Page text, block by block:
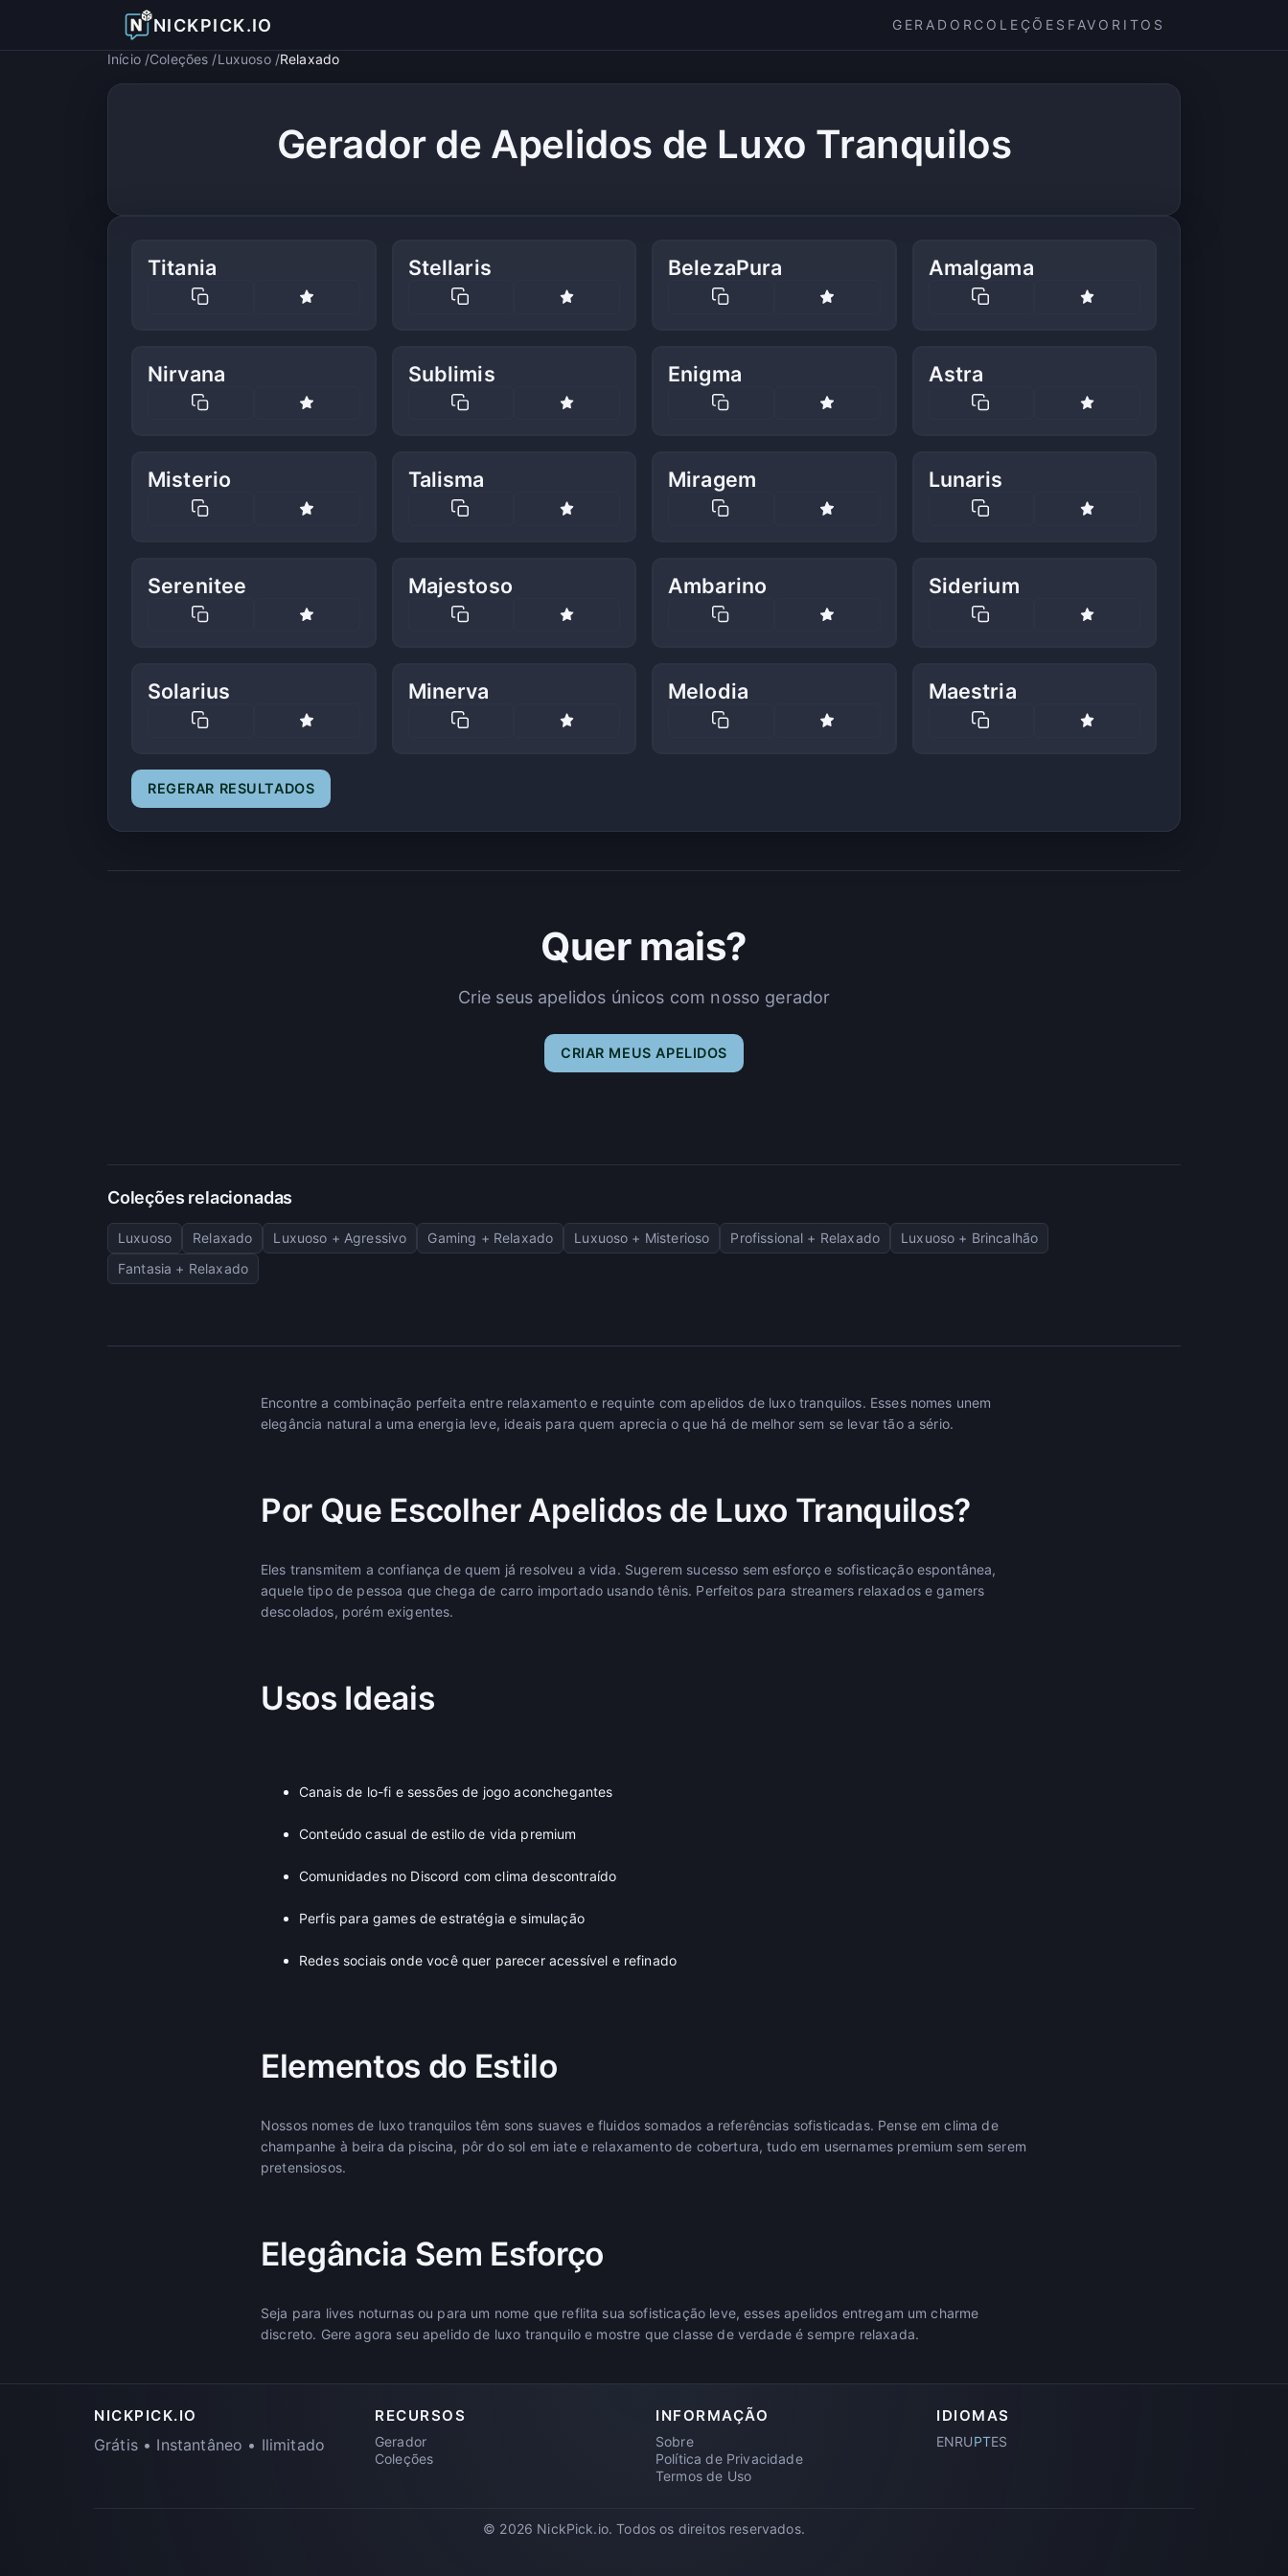
NICKPICK.IO GERADOR COLEÇÕES FAVORITOS
Início Coleções Luxuoso Relaxado
Gerador de Apelidos de Luxo Tranquilos
Titania Stellaris BelezaPura Amalgama
Nirvana Sublimis Enigma Astra
Misterio Talisma Miragem Lunaris
Serenitee Majestoso Ambarino Siderium
Solarius Minerva Melodia Maestria
REGERAR RESULTADOS
Quer mais?
Crie seus apelidos únicos com nosso gerador
CRIAR MEUS APELIDOS
Coleções relacionadas
Luxuoso Relaxado Luxuoso + Agressivo Gaming + Relaxado Luxuoso + Misterioso Profissional + Relaxado
Luxuoso + Brincalhão
Fantasia + Relaxado
Encontre a combinação perfeita entre relaxamento e requinte com apelidos de luxo tranquilos. Esses nomes unem
elegância natural a uma energia leve, ideais para quem aprecia o que há de melhor sem se levar tão a sério.
Por Que Escolher Apelidos de Luxo Tranquilos?
Eles transmitem a confiança de quem já resolveu a vida. Sugerem sucesso sem esforço e sofisticação espontânea,
aquele tipo de pessoa que chega de carro importado usando tênis. Perfeitos para streamers relaxados e gamers
descolados, porém exigentes.
Usos Ideais
Canais de lo-fi e sessões de jogo aconchegantes
Conteúdo casual de estilo de vida premium
Comunidades no Discord com clima descontraído
Perfis para games de estratégia e simulação
Redes sociais onde você quer parecer acessível e refinado
Elementos do Estilo
Nossos nomes de luxo tranquilos têm sons suaves e fluidos somados a referências sofisticadas. Pense em clima de
champanhe à beira da piscina, pôr do sol em iate e relaxamento de cobertura, tudo em usernames premium sem serem
pretensiosos.
Elegância Sem Esforço
Seja para lives noturnas ou para um nome que reflita sua sofisticação leve, esses apelidos entregam um charme
discreto. Gere agora seu apelido de luxo tranquilo e mostre que classe de verdade é sempre relaxada.
NICKPICK.IO
Grátis • Instantâneo • Ilimitado
RECURSOS
Gerador
Coleções
INFORMAÇÃO
Sobre
Política de Privacidade
Termos de Uso
IDIOMAS
ENRUPTES
© 2026 NickPick.io. Todos os direitos reservados.